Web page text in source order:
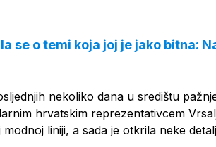
se o temi koja joj je jako bitna:
nekoliko dana u središtu
hrvatskim reprezentativcem
liniji, a sada je otkrila neke